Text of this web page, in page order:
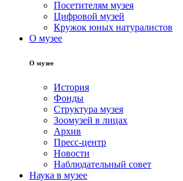
Посетителям музея
Цифровой музей
Кружок юных натуралистов
О музее
О музее
История
Фонды
Структура музея
Зоомузей в лицах
Архив
Пресс-центр
Новости
Наблюдательный совет
Наука в музее